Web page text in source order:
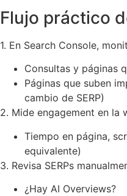
Flujo práctico
1. En Search Console,
Consultas y páginas
Páginas que suben
cambio de SERP)
2. Mide engagement en la
Tiempo en página,
equivalente)
3. Revisa SERPs
¿Hay AI Overviews?